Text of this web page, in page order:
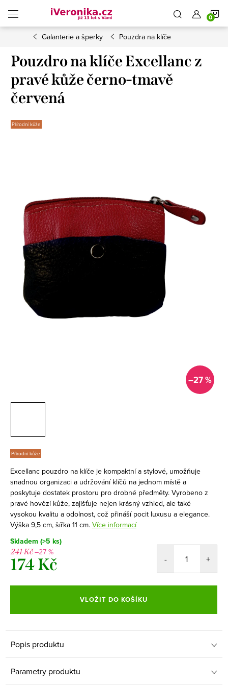
obsah
Galanterie a šperky Pouzdra na klíče
Pouzdro na klíče Excellanc z
pravé kůže černo-tmavě
červená
Přírodní kůže
–27 %
Přírodní kůže
Excellanc pouzdro na klíče je kompaktní a stylové, umožňuje
snadnou organizaci a udržování klíčů na jednom místě a
poskytuje dostatek prostoru pro drobné předměty. Vyrobeno z
pravé hovězí kůže, zajišťuje nejen krásný vzhled, ale také
vysokou kvalitu a odolnost, což přináší pocit luxusu a elegance.
Výška 9,5 cm, šířka 11 cm. Více informací
Skladem (>5 ks)
241 Kč–27 %
174 Kč
cena:
VLOŽIT DO KOŠÍKU
Popis produktu
Parametry produktu